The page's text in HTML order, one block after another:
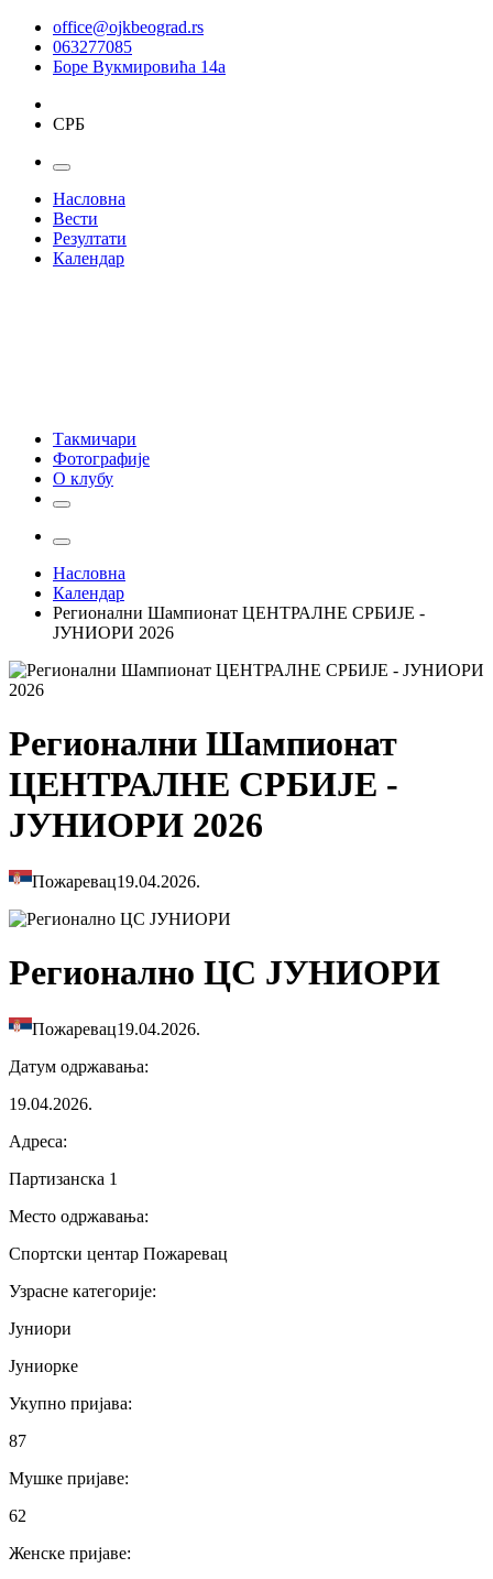
office@ojkbeograd.rs
063277085
Боре Вукмировића 14а
СРБ
Насловна
Вести
Резултати
Календар
Такмичари
Фотографије
О клубу
Насловна
Календар
Регионални Шампионат ЦЕНТРАЛНЕ СРБИЈЕ -
ЈУНИОРИ 2026
Регионални Шампионат
ЦЕНТРАЛНЕ СРБИЈЕ -
ЈУНИОРИ 2026
Пожаревац19.04.2026.
Регионално ЦС ЈУНИОРИ
Пожаревац19.04.2026.
Датум одржавања:
19.04.2026.
Адреса:
Партизанска 1
Место одржавања:
Спортски центар Пожаревац
Узрасне категорије:
Јуниори
Јуниорке
Укупно пријава:
87
Мушке пријаве:
62
Женске пријаве: